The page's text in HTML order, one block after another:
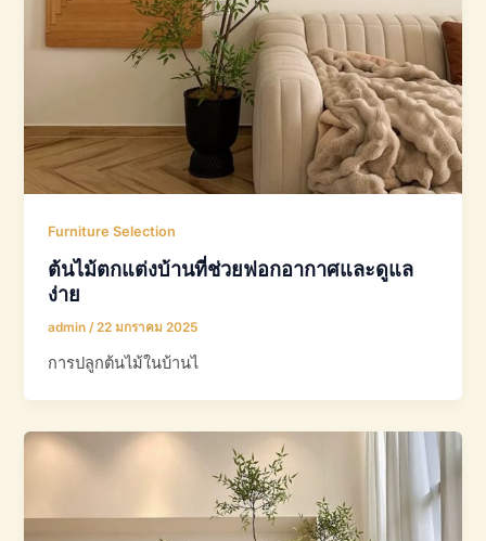
Furniture Selection
ต้นไม้ตกแต่งบ้านที่ช่วยฟอกอากาศและดูแล
ง่าย
admin/22 มกราคม 2025
การปลูกต้นไม้ในบ้านไ